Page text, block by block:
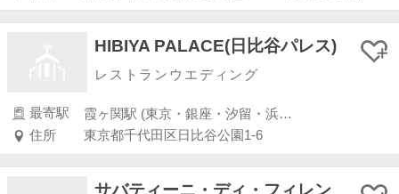
HIBIYA PALACE(日比谷パレス)
レストランウエディング
最寄駅
霞ヶ関駅 (東京・銀座・汐留・浜松町・品川・上野・浅草)
住所
東京都千代田区日比谷公園1-6
サバティーニ・ディ・フィレン